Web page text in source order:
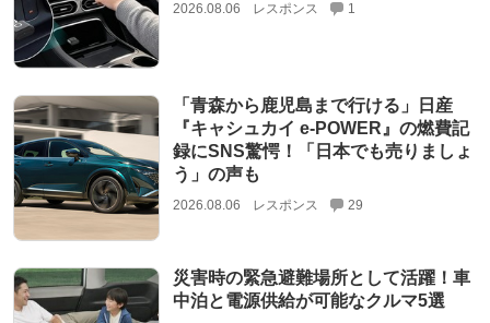
2026.08.06 レスポンス 1
「青森から鹿児島まで行ける」日産
『キャシュカイ e-POWER』の燃費記
録にSNS驚愕！「日本でも売りましょ
う」の声も
2026.08.06 レスポンス 29
災害時の緊急避難場所として活躍！車
中泊と電源供給が可能なクルマ5選